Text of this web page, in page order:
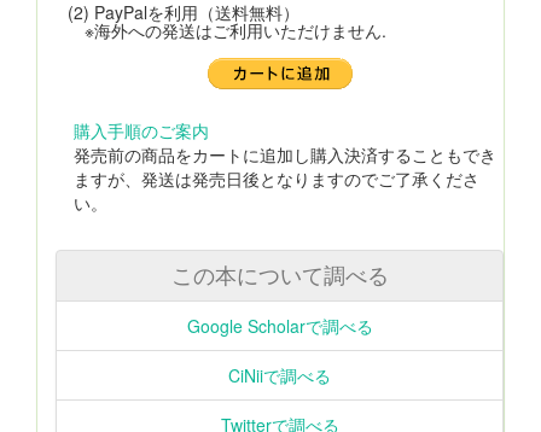
(2) PayPalを利用（送料無料）
※海外への発送はご利用いただけません.
購入手順のご案内
発売前の商品をカートに追加し購入決済することもでき
ますが、発送は発売日後となりますのでご了承くださ
い。
この本について調べる
Google Scholarで調べる
CiNiiで調べる
Twitterで調べる